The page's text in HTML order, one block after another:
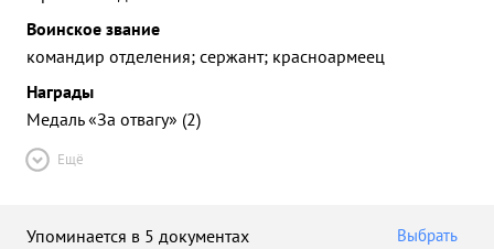
Воинское звание
командир отделения; сержант; красноармеец
Награды
Медаль «За отвагу» (2)
Ещё
Упоминается в 5 документах Выбрать